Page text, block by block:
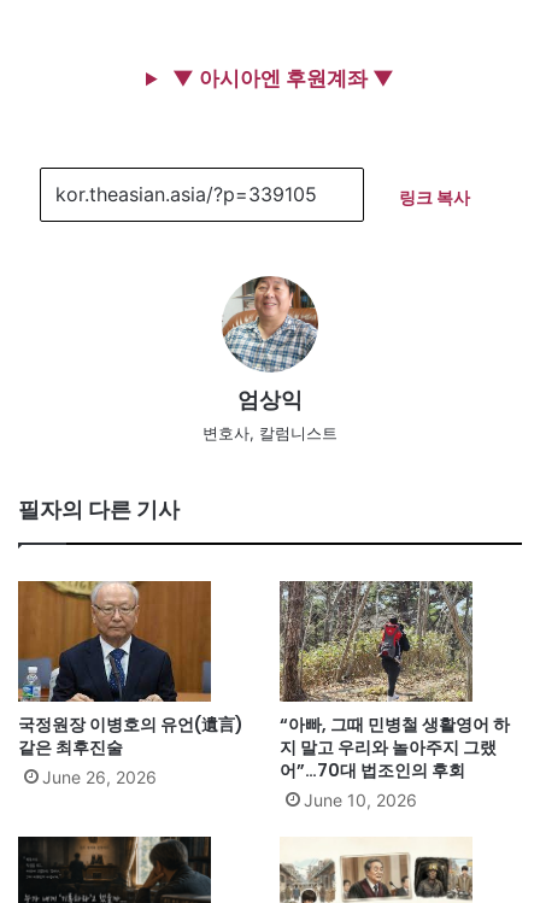
▼ 아시아엔 후원계좌 ▼
링크 복사
엄상익
변호사, 칼럼니스트
필자의 다른 기사
국정원장 이병호의 유언(遺言)
같은 최후진술
June 26, 2026
“아빠, 그때 민병철 생활영어 하
지 말고 우리와 놀아주지 그랬
어”…70대 법조인의 후회
June 10, 2026